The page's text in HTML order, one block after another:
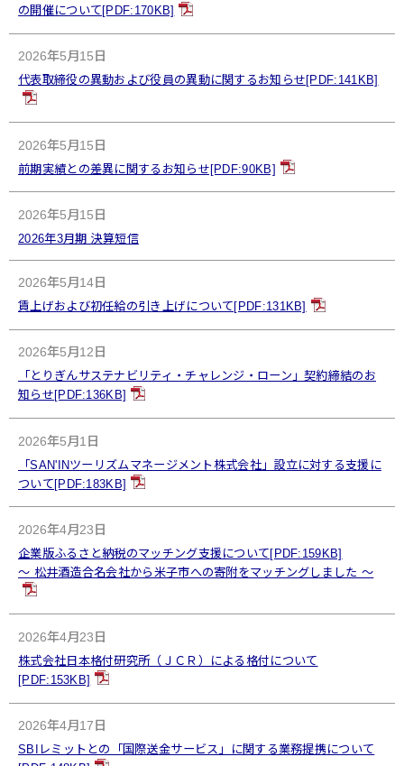
の開催について[PDF:170KB]
2026年5月15日
代表取締役の異動および役員の異動に関するお知らせ[PDF:141KB]
2026年5月15日
前期実績との差異に関するお知らせ[PDF:90KB]
2026年5月15日
2026年3月期 決算短信
2026年5月14日
賃上げおよび初任給の引き上げについて[PDF:131KB]
2026年5月12日
「とりぎんサステナビリティ・チャレンジ・ローン」契約締結のお
知らせ[PDF:136KB]
2026年5月1日
「SAN'INツーリズムマネージメント株式会社」設立に対する支援に
ついて[PDF:183KB]
2026年4月23日
企業版ふるさと納税のマッチング支援について[PDF:159KB]
～ 松井酒造合名会社から米子市への寄附をマッチングしました ～
2026年4月23日
株式会社日本格付研究所（ＪＣＲ）による格付について
[PDF:153KB]
2026年4月17日
SBIレミットとの「国際送金サービス」に関する業務提携について